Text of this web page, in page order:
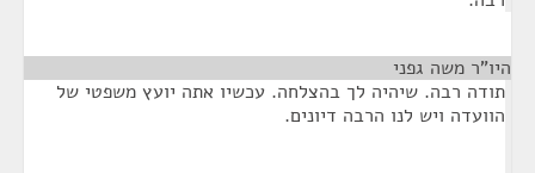
היו"ר משה גפני
תודה רבה. שיהיה לך בהצלחה. עכשיו אתה יועץ משפטי של
הוועדה ויש לנו הרבה דיונים.